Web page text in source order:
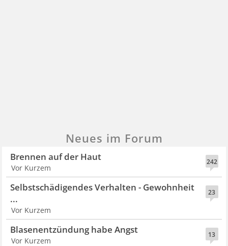
Neues im Forum
242
Brennen auf der Haut
Vor Kurzem
23
Selbstschädigendes Verhalten - Gewohnheit
...
Vor Kurzem
13
Blasenentzündung habe Angst
Vor Kurzem